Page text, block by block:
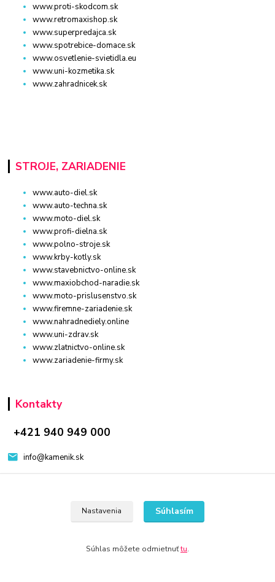
www.proti-skodcom.sk
www.retromaxishop.sk
www.superpredajca.sk
www.spotrebice-domace.sk
www.osvetlenie-svietidla.eu
www.uni-kozmetika.sk
www.zahradnicek.sk
STROJE, ZARIADENIE
www.auto-diel.sk
www.auto-techna.sk
www.moto-diel.sk
www.profi-dielna.sk
www.polno-stroje.sk
www.krby-kotly.sk
www.stavebnictvo-online.sk
www.maxiobchod-naradie.sk
www.moto-prislusenstvo.sk
www.firemne-zariadenie.sk
www.nahradnediely.online
www.uni-zdrav.sk
www.zlatnictvo-online.sk
www.zariadenie-firmy.sk
Kontakty
+421 940 949 000
info@kamenik.sk
© 2024 Všetky práva vyhradené KAMENIK.SK
Nastavenia Súhlasím
Súhlas môžete odmietnuťtu.